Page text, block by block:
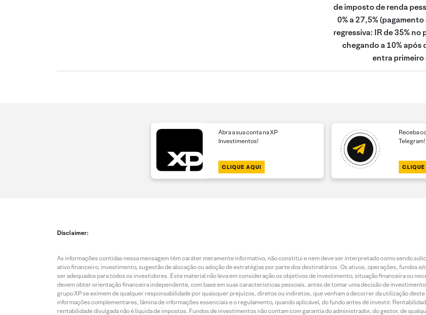
de imposto de renda
0% a 27,5%
regressiva: IR de 35% no
chegando a 10% após
entra primeiro
Abra a sua conta na XP
Investimentos!
CLIQUE AQUI
Receba
Telegram!
CLIQUE
Disclaimer:
As informações contidas nessa mensagem têm caráter meramente informativo, não constitui e nem deve ser interpretado como sendo
ativo financeiro, investimento, sugestão de alocação ou adoção de estratégias por parte dos destinatários. Os ativos, operações, fundos
ser adequados para todos os investidores. Este material não leva em consideração os objetivos de investimento, situação financeira ou
devem obter orientação financeira independente, com base em suas características pessoais, antes de tomar uma decisão de
grupo XP se eximem de qualquer responsabilidade por quaisquer prejuízos, diretos ou indiretos, que venham a decorrer da utilização
informações complementares, lâmina de informações essenciais e o regulamento, quando aplicável, do fundo antes de investir.
rentabilidade divulgada não é líquida de impostos. Fundos de investimentos não contam com garantia do administrador, do gestor, de